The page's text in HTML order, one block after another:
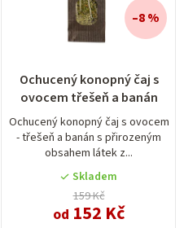
Ochucený konopný čaj s
ovocem třešeň a banán
Ochucený konopný čaj s ovocem
- třešeň a banán s přirozeným
obsahem látek z...
hodnocení
produktu
je
5,0
z
5
hvězdiček.
Skladem
159 Kč
od 152 Kč
–8 %